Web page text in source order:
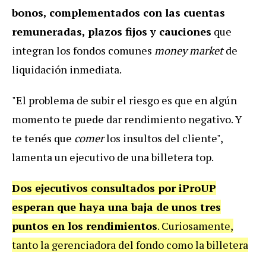
bonos, complementados con las cuentas
remuneradas, plazos fijos y cauciones que
integran los fondos comunes money marketde
liquidación inmediata.
"El problema de subir el riesgo es que en algún
momento te puede dar rendimiento negativo. Y
te tenés que comerlos insultos del cliente",
lamenta un ejecutivo de una billetera top.
Dos ejecutivos consultados por iProUP
esperan que haya una baja de unos tres
puntos en los rendimientos. Curiosamente,
tanto la gerenciadora del fondo como la billetera